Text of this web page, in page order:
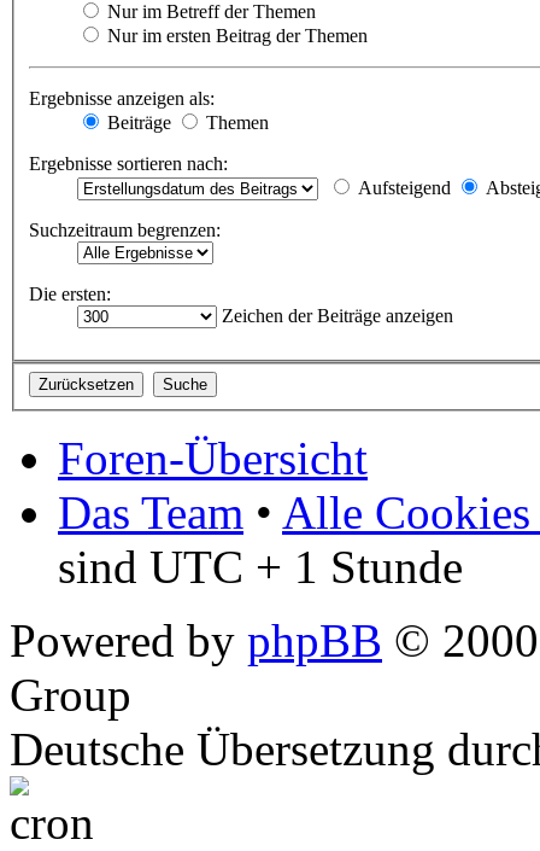
Nur im Betreff der Themen
Nur im ersten Beitrag der Themen
Ergebnisse anzeigen als:
Beiträge
Themen
Ergebnisse sortieren nach:
Aufsteigend
Suchzeitraum begrenzen:
Die ersten:
Zeichen der Beiträge anzeigen
Foren-Übersicht
Das Team • Alle Cookies
sind UTC + 1 Stunde
Powered by phpBB ©
Group
Deutsche Übersetzung